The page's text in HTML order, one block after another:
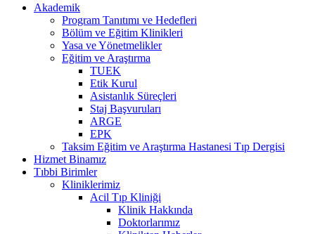
Akademik
Program Tanıtımı ve Hedefleri
Bölüm ve Eğitim Klinikleri
Yasa ve Yönetmelikler
Eğitim ve Araştırma
TUEK
Etik Kurul
Asistanlık Süreçleri
Staj Başvuruları
ARGE
EPK
Taksim Eğitim ve Araştırma Hastanesi Tıp Dergisi
Hizmet Binamız
Tıbbi Birimler
Kliniklerimiz
Acil Tıp Kliniği
Klinik Hakkında
Doktorlarımız